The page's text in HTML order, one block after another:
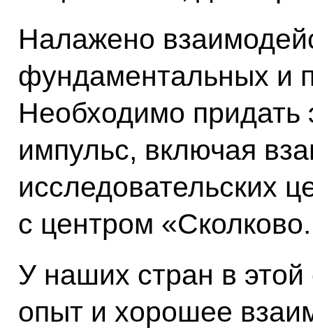
Налажено
фундаментальных и
Необходимо придать
импульс, включая
исследовательских
с центром «Сколково.
У наших стран в
опыт и хорошее